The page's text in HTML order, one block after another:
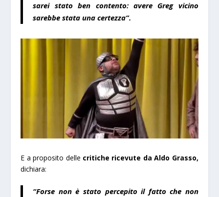
sarei stato ben contento: avere Greg vicino
sarebbe stata una certezza”.
E a proposito delle critiche ricevute da Aldo Grasso,
dichiara:
“Forse non è stato percepito il fatto che non